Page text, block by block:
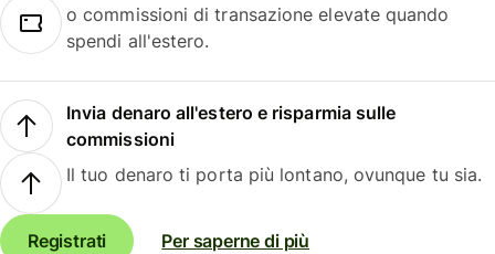
o commissioni di transazione elevate quando
spendi all'estero.
Invia denaro all'estero e risparmia sulle
commissioni
Il tuo denaro ti porta più lontano, ovunque tu sia.
Registrati Per saperne di più